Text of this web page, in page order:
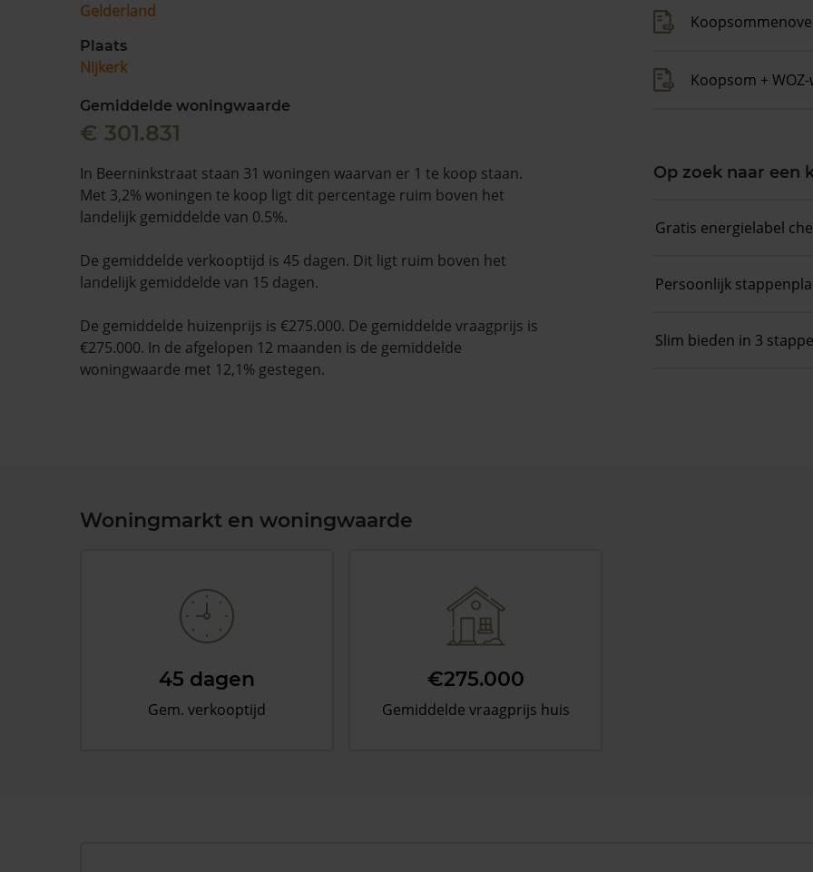
Gelderland
Plaats
Nijkerk
Gemiddelde woningwaarde
€ 301.831
In Beerninkstraat staan 31 woningen waarvan er 1 te koop staan.
Met 3,2% woningen te koop ligt dit percentage ruim boven het
landelijk gemiddelde van 0.5%.
De gemiddelde verkooptijd is 45 dagen. Dit ligt ruim boven het
landelijk gemiddelde van 15 dagen.
De gemiddelde huizenprijs is €275.000. De gemiddelde vraagprijs is
€275.000. In de afgelopen 12 maanden is de gemiddelde
woningwaarde met 12,1% gestegen.
Koopsom +
Op zoek naar een
Gratis energielabel
Persoonlijk
Slim bieden in 3
Woningmarkt en woningwaarde
45 dagen
Gem. verkooptijd
€275.000
Gemiddelde vraagprijs huis